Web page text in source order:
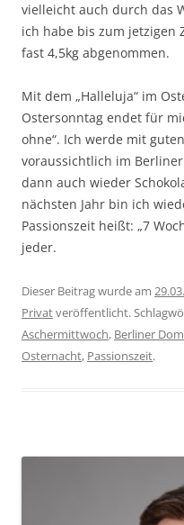
vielleicht auch durch das
ich habe bis zum jetzigen
fast 4,5kg abgenommen.
Mit dem „Halleluja“ im
Ostersonntag endet für
ohne“. Ich werde mit
voraussichtlich im
dann auch wieder
nächsten Jahr bin ich
Passionszeit heißt: „7
jeder.
Dieser Beitrag wurde am
Privatveröffentlicht.
Aschermittwoch, Berliner Dom
Osternacht, Passionszeit.